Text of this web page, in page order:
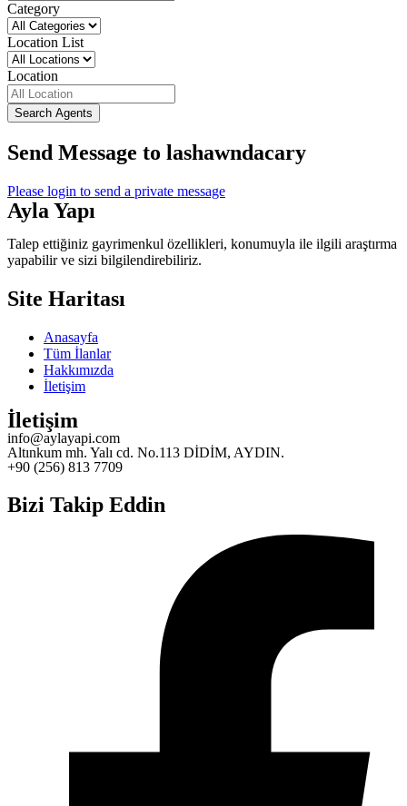
Category
Location List
Location
Search Agents
Send Message to lashawndacary
Please login to send a private message
Ayla Yapı
Talep ettiğiniz gayrimenkul özellikleri, konumuyla ile ilgili araştırma
yapabilir ve sizi bilgilendirebiliriz.
Site Haritası
Anasayfa
Tüm İlanlar
Hakkımızda
İletişim
İletişim
info@aylayapi.com
Altınkum mh. Yalı cd. No.113 DİDİM, AYDIN.
+90 (256) 813 7709
Bizi Takip Eddin